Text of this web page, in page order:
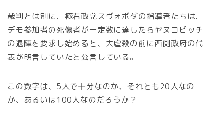
裁判とは別に、極右政党スヴォボダの指導者たちは、
デモ参加者の死傷者が一定数に達したらヤヌコビッチ
の退陣を要求し始めると、大虐殺の前に西側政府の代
表が明言していたと公言している。
この数字は、5人で十分なのか、それとも20人なの
か、あるいは100人なのだろうか？